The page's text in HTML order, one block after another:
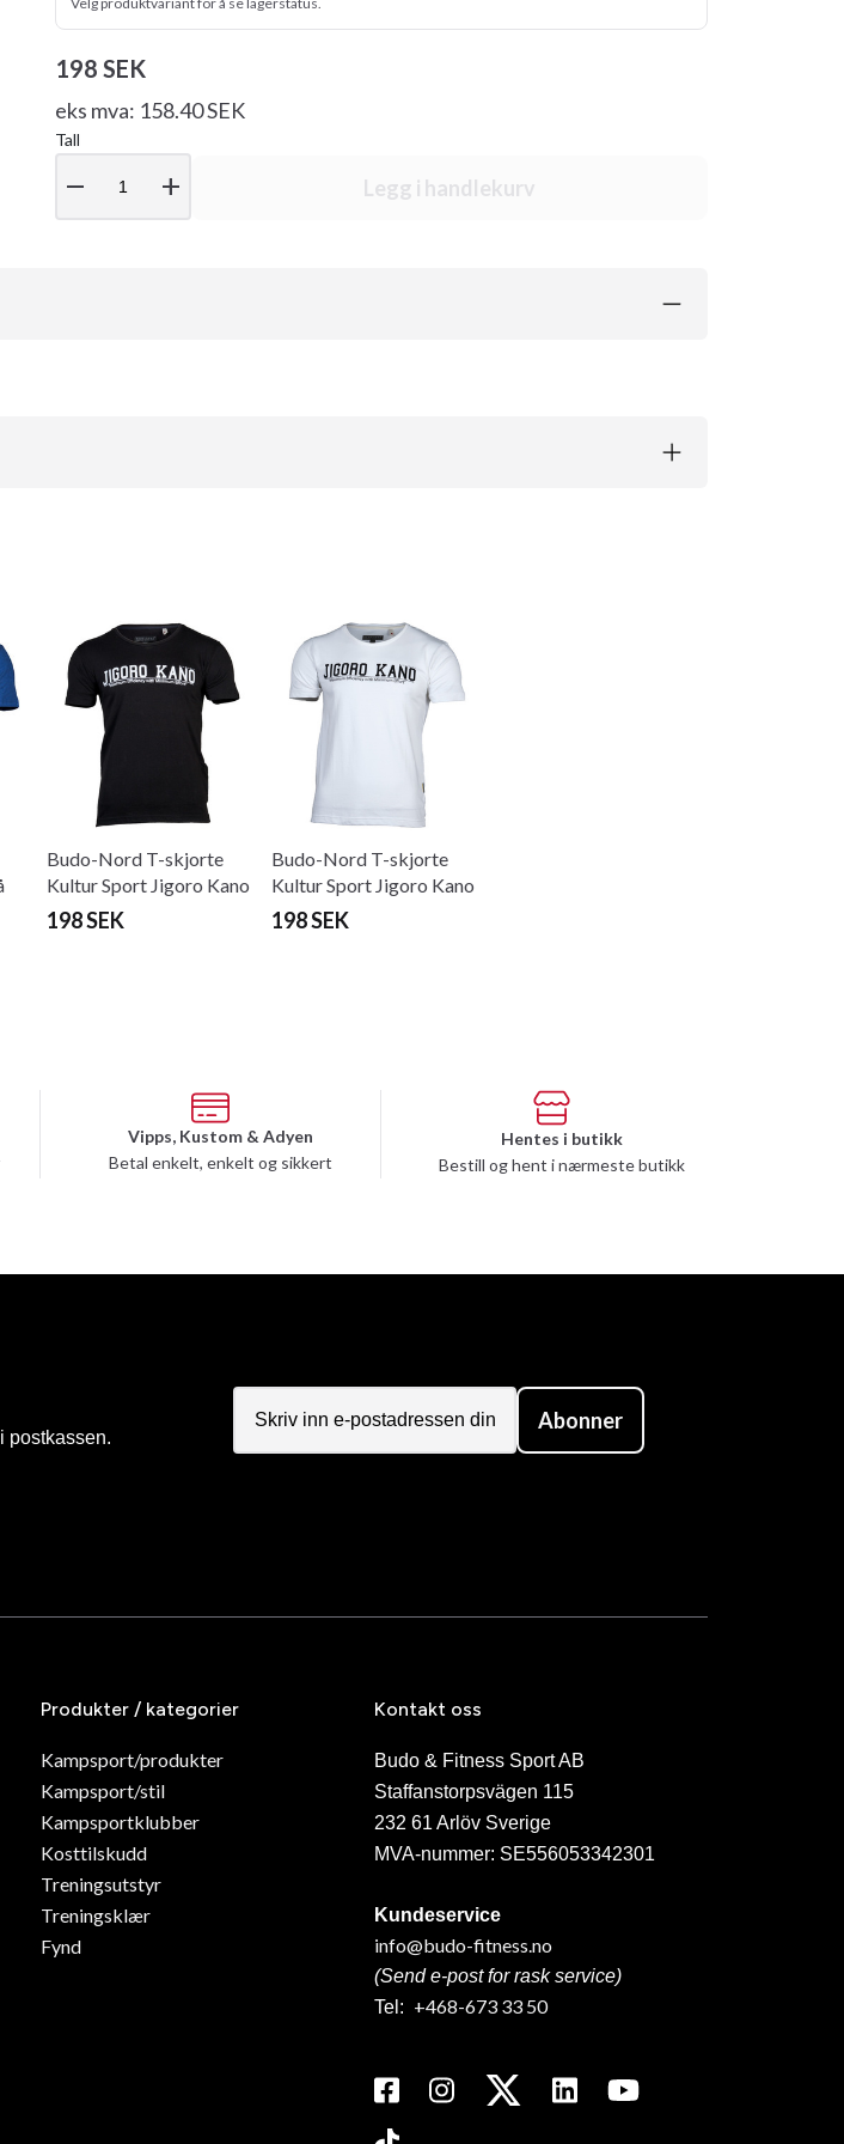
198 SEK
eks mva: 158.40 SEK
Tall
remove add Legg i handlekurv
Budo-Nord T-skjorte
Kultur Sport Jigoro Kano
Judo
198 SEK
Budo-Nord T-skjorte
Kultur Sport Jigoro Kano
Judo
198 SEK
Vipps, Kustom & Adyen
Betal enkelt, enkelt og sikkert
Hentes i butikk
Bestill og hent i nærmeste butikk
postkassen.
Abonner
Produkter / kategorier
Kampsport/produkter
Kampsport/stil
Kampsportklubber
Kosttilskudd
Treningsutstyr
Treningsklær
Fynd
Kontakt oss
Budo & Fitness Sport AB
Staffanstorpsvägen 115
232 61 Arlöv Sverige
MVA-nummer: SE556053342301
Kundeservice
info@budo-fitness.no
(Send e-post for rask service)
Tel: +468-673 33 50